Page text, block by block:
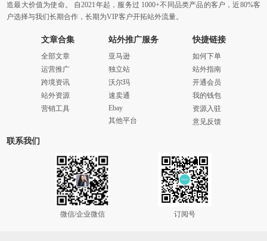
造最大价值为使命。 自2021年起，服务过 1000+不同品类产品的客户，近80%客
户选择与我们长期合作，长期为VIP客户开拓站外流量。
文章合集
全部文章
运营推广
跨境资讯
站外资源
营销工具
站外推广服务
亚马逊
独立站
沃尔玛
速卖通
Ebay
其他平台
快捷链接
如何下单
站外指南
开通会员
我的钱包
资源入驻
意见反馈
联系我们
微信/企业微信 订阅号